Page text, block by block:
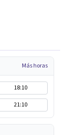
Más horas
18:10
21:10